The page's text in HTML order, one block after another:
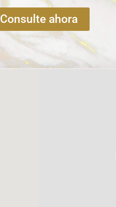
Consulte ahora